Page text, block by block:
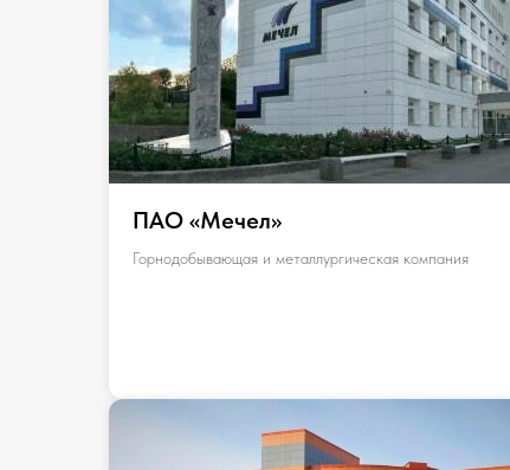
ПАО «Мечел»
Горнодобывающая и металлургическая компания